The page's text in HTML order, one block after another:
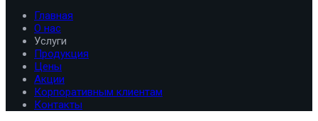
Главная
О нас
Услуги
Продукция
Цены
Акции
Корпоративным клиентам
Контакты